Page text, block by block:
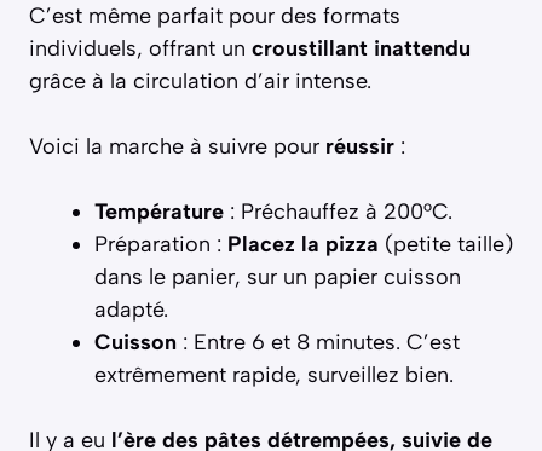
C’est même parfait pour des formats
individuels, offrant un croustillant inattendu
grâce à la circulation d’air intense.
Voici la marche à suivre pour réussir :
Température : Préchauffez à 200°C.
Préparation : Placez la pizza (petite taille)
dans le panier, sur un papier cuisson
adapté.
Cuisson : Entre 6 et 8 minutes. C’est
extrêmement rapide, surveillez bien.
Il y a eu l’ère des pâtes détrempées, suivie de